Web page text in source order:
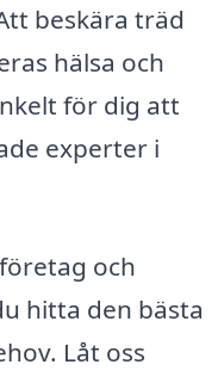
beskära träd
hälsa och
för dig att
experter i
och
hitta den bästa
Låt oss